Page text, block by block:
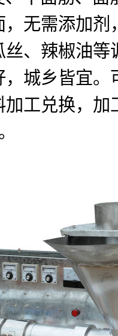
，无需添加
、辣椒油
城乡皆宜
工兑换，加